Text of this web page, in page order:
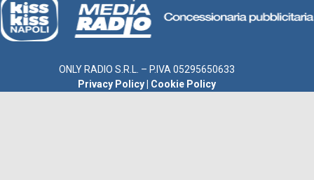
ONLY RADIO S.R.L. – P.IVA 05295650633
Privacy Policy
Cookie Policy